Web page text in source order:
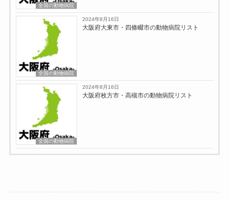
全国の動物病院
全国の動物病院
2024年8月16日
大阪府大東市・四條畷市の動物病院リスト
全国の動物病院
2024年8月16日
大阪府枚方市・高槻市の動物病院リスト